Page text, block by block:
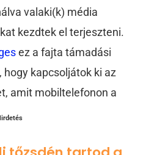
valaki(k) média
kezdtek el terjeszteni.
ez a fajta támadási
kapcsoljátok ki az
amit mobiltelefonon a